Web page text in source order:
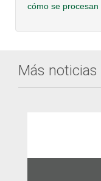
cómo se procesan
Más noticias